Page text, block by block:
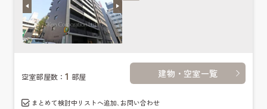
空室部屋数：1 部屋 建物・空室一覧
まとめて検討中リストへ追加､お問い合わせ